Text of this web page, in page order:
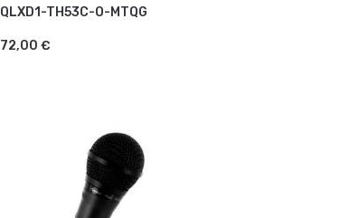
QLXD1-TH53C-O-MTQG
72,00 €